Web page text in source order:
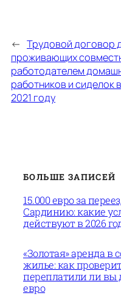
← Трудовой договор
проживающих
работодателем
работников и сиделок
2021 году
БОЛЬШЕ ЗАПИСЕЙ
15.000 евро за
Сардинию: какие
действуют в 2026
«Золотая» аренда в
жилье: как
переплатили ли вы
евро